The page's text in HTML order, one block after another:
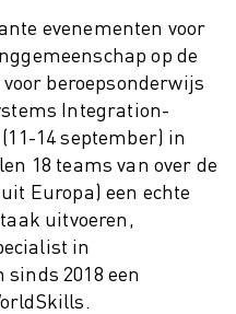
EEN EFFICIËNTERE
evenementen voor
op de
beroepsonderwijs
Integration-
14 september) in
18 teams van over de
Europa) een echte
uitvoeren,
in
2018 een